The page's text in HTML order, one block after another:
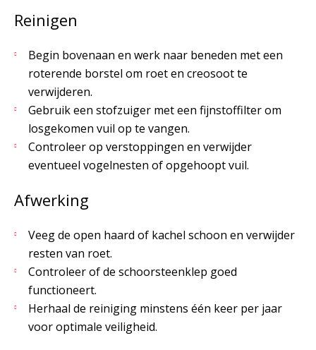
Reinigen
Begin bovenaan en werk naar beneden met een
roterende borstel om roet en creosoot te
verwijderen.
Gebruik een stofzuiger met een fijnstoffilter om
losgekomen vuil op te vangen.
Controleer op verstoppingen en verwijder
eventueel vogelnesten of opgehoopt vuil.
Afwerking
Veeg de open haard of kachel schoon en verwijder
resten van roet.
Controleer of de schoorsteenklep goed
functioneert.
Herhaal de reiniging minstens één keer per jaar
voor optimale veiligheid.